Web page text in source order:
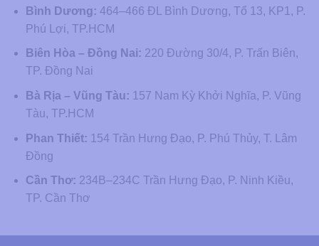
Bình Dương: 464–466 ĐL Bình Dương, Tổ 13, KP1, P.
Phú Lợi, TP.HCM
Biên Hòa – Đồng Nai: 220 Đường 30/4, P. Trấn Biên,
TP. Đồng Nai
Bà Rịa – Vũng Tàu: 157 Nam Kỳ Khởi Nghĩa, P. Vũng
Tàu, TP.HCM
Phan Thiết: 154 Trần Hưng Đạo, P. Phú Thủy, T. Lâm
Đồng
Cần Thơ: 234B–234C Trần Hưng Đạo, P. Ninh Kiều,
TP. Cần Thơ